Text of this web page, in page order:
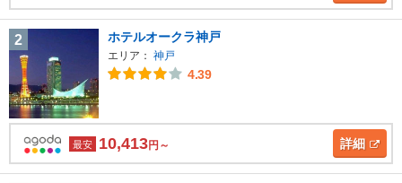
2 ホテルオークラ神戸
エリア： 神戸
4.39
最安 10,413円～ 詳細